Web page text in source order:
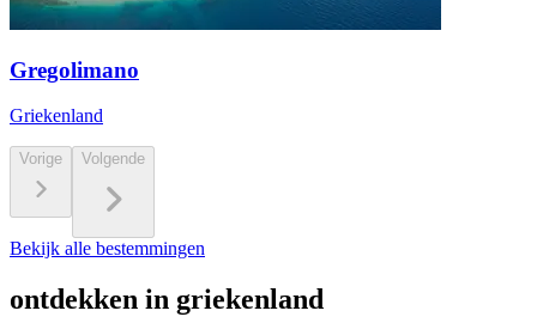
Gregolimano
Griekenland
Vorige Volgende
Bekijk alle bestemmingen
ontdekken in griekenland